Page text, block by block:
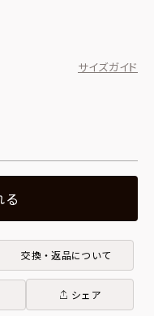
サイズガイド
る
交換・返品について
シェア